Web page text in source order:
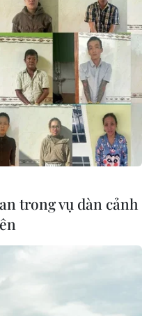
trong vụ dàn cảnh